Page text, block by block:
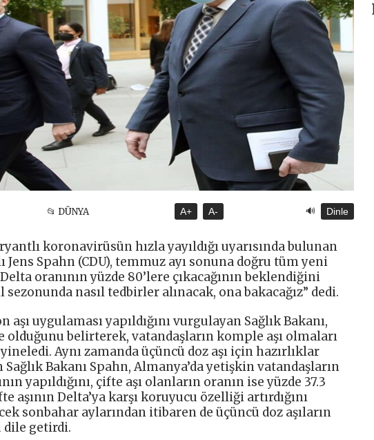
📂 DÜNYA A+ A- 🔊 Dinle
koronavirüsün hızla yayıldığı uyarısında bulunan
Jens Spahn (CDU), temmuz ayı sonuna doğru tüm yeni
oranının yüzde 80’lere çıkacağının beklendiğini
nasıl tedbirler alınacak, ona bakacağız” dedi.
aşı uygulaması yapıldığını vurgulayan Sağlık Bakanı,
belirterek, vatandaşların komple aşı olmaları
Aynı zamanda üçüncü doz aşı için hazırlıklar
Sağlık Bakanı Spahn, Almanya’da yetişkin vatandaşların
yapıldığını, çifte aşı olanların oranın ise yüzde 37.3
aşının Delta’ya karşı koruyucu özelliği artırdığını
sonbahar aylarından itibaren de üçüncü doz aşıların
dile getirdi.